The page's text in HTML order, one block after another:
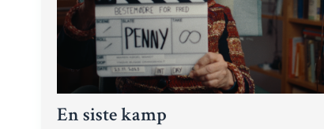
En siste kamp